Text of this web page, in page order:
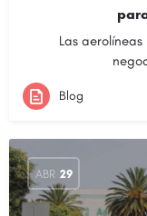
Las
Blog
ABR 29